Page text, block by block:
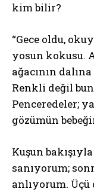
kim bilir?
“Gece oldu,
yosun kokusu.
ağacının
Renkli değil
Penceredeler;
gözümün
Kuşun
sanıyorum;
anlıyorum. Üçü